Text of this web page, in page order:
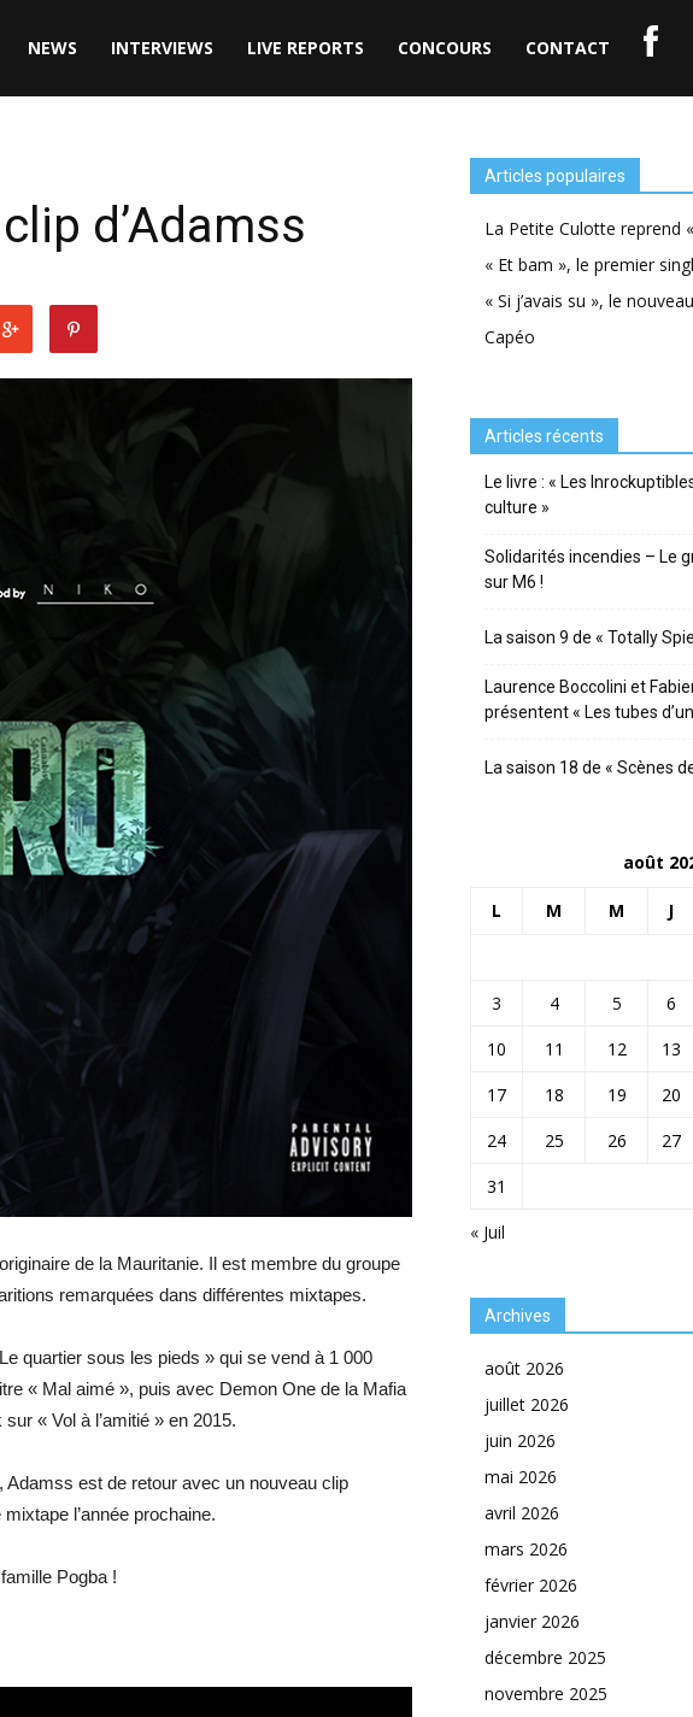
NEWS INTERVIEWS LIVE REPORTS CONCOURS CONTACT
d’Adamss
de la Mauritanie. Il est membre du groupe
remarquées dans différentes mixtapes.
quartier sous les pieds » qui se vend à 1 000
« Mal aimé », puis avec Demon One de la Mafia
« Vol à l’amitié » en 2015.
, Adamss est de retour avec un nouveau clip
l’année prochaine.
Pogba !
Articles populaires
La Petite Culotte reprend
« Et bam », le premier
« Si j’avais su », le
Capéo
Articles récents
Le livre : « Les
culture »
Solidarités incendies – Le
sur M6 !
La saison 9 de « Totally
Laurence Boccolini et
présentent « Les tubes
La saison 18 de « Scènes
août
L M M J
« Juil
3
4 5 6
10
11 12 13
17
18 19 20
24
25 26 27
31
Archives
août 2026
juillet 2026
juin 2026
mai 2026
avril 2026
mars 2026
février 2026
janvier 2026
décembre 2025
novembre 2025